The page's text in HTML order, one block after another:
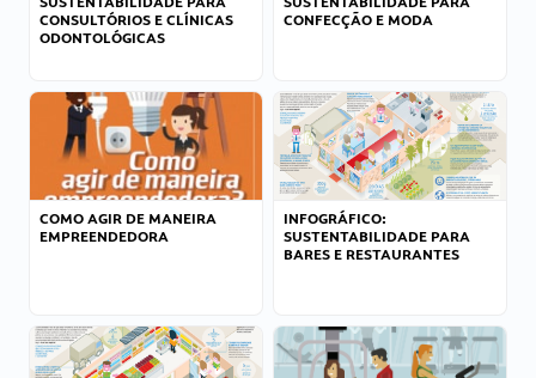
CONSULTÓRIOS E CLÍNICAS
ODONTOLÓGICAS
CONFECÇÃO E MODA
COMO AGIR DE MANEIRA
EMPREENDEDORA
INFOGRÁFICO:
SUSTENTABILIDADE PARA
BARES E RESTAURANTES